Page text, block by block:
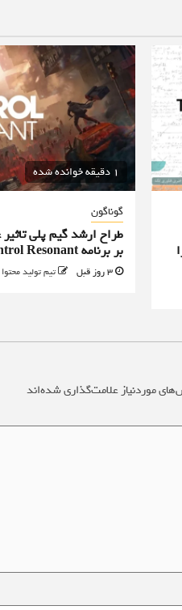
1 دقیقه خوانده شده
گوناگون
بر برنامه Control Resonant را رد کرد
3 روز قبل تیم تولید محتوا
موردنیاز علامت‌گذاری شده‌اند